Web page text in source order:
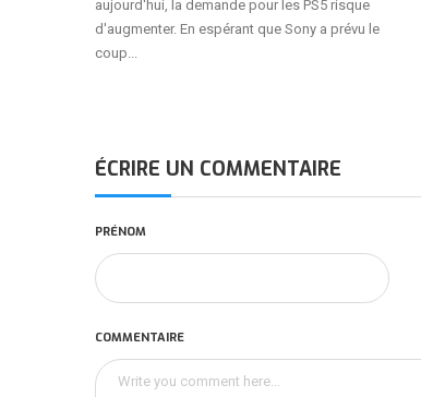
aujourd'hui, la demande pour les PS5 risque
d'augmenter. En espérant que Sony a prévu le
coup...
ÉCRIRE UN COMMENTAIRE
PRÉNOM
COMMENTAIRE